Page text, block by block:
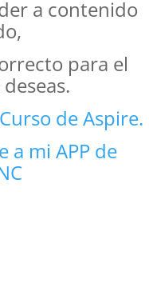
a contenido
para el
Curso de Aspire.
a mi APP de